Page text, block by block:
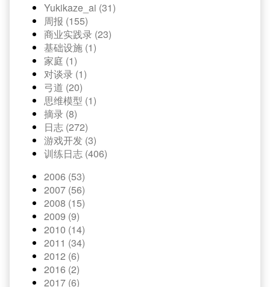
Yukikaze_ai (31)
周报 (155)
商业实践录 (23)
基础设施 (1)
家庭 (1)
对谈录 (1)
弓道 (20)
思维模型 (1)
摘录 (8)
日志 (272)
游戏开发 (3)
训练日志 (406)
2006 (53)
2007 (56)
2008 (15)
2009 (9)
2010 (14)
2011 (34)
2012 (6)
2016 (2)
2017 (6)